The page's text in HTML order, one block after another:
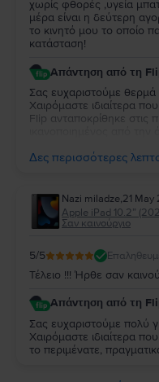
χωρίς φθορές ,υγεία
μέρα είναι η δεύτερη
το κινητό μου το οποίο
κατάσταση!
Απάντηση από τη
Σας ευχαριστούμε
Χαιρόμαστε ιδιαίτερα
Flip ανταποκρίθηκε στις
μας να σας
Δες περισσότερες
Nazi miladze,21 May
Apple iPad 10.2”
Σαν καινούργιο
5/5
Τέλειο !!! Ήρθε σαν
Απάντηση από τη
Σας ευχαριστούμε πολύ
Χαιρόμαστε ιδιαίτερα
το περιμένατε,